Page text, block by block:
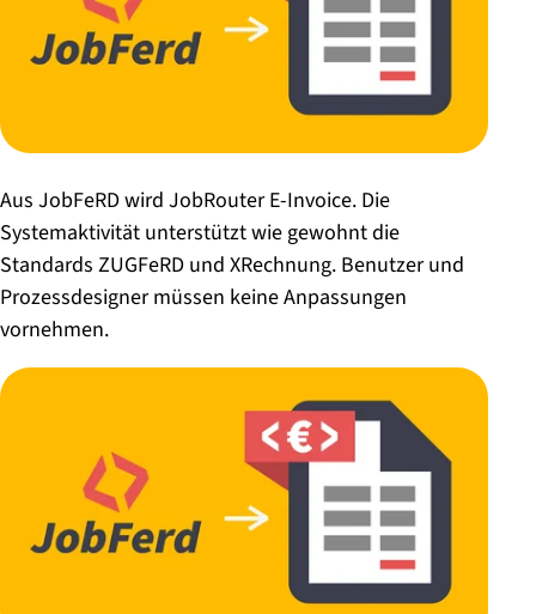
Aus JobFeRD wird JobRouter E-Invoice. Die
Systemaktivität unterstützt wie gewohnt die
Standards ZUGFeRD und XRechnung. Benutzer und
Prozessdesigner müssen keine Anpassungen
vornehmen.